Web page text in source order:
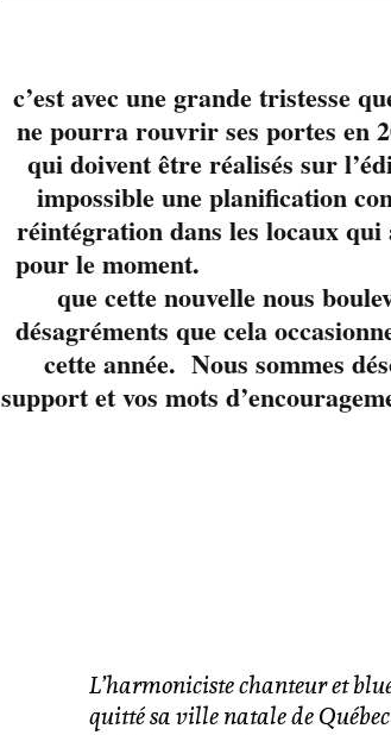
L’harmoniciste chanteur et
quitté sa ville natale de
c’est avec une grande tristesse
ne pourra rouvrir ses portes
qui doivent être réalisés sur
impossible une planification
réintégration dans les locaux
pour le
que cette nouvelle nous
désagréments que cela
cette année. Nous sommes
support et vos mots